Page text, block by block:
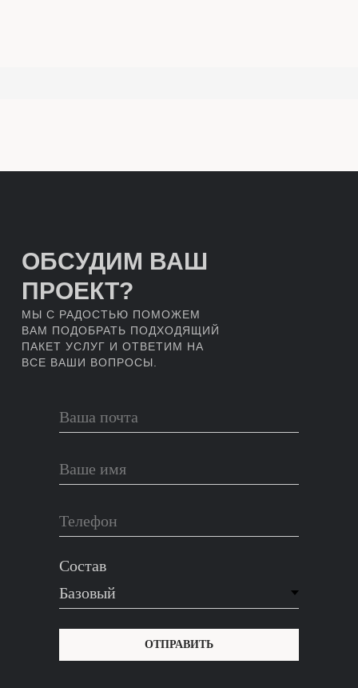
ОБСУДИМ ВАШ
ПРОЕКТ?
МЫ С РАДОСТЬЮ ПОМОЖЕМ
ВАМ ПОДОБРАТЬ ПОДХОДЯЩИЙ
ПАКЕТ УСЛУГ И ОТВЕТИМ НА
ВСЕ ВАШИ ВОПРОСЫ.
Ваша почта
Ваше имя
Телефон
Состав
ОТПРАВИТЬ